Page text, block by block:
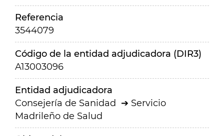
Referencia
3544079
Código de la entidad adjudicadora (DIR3)
A13003096
Entidad adjudicadora
Consejería de Sanidad
Servicio
Madrileño de Salud